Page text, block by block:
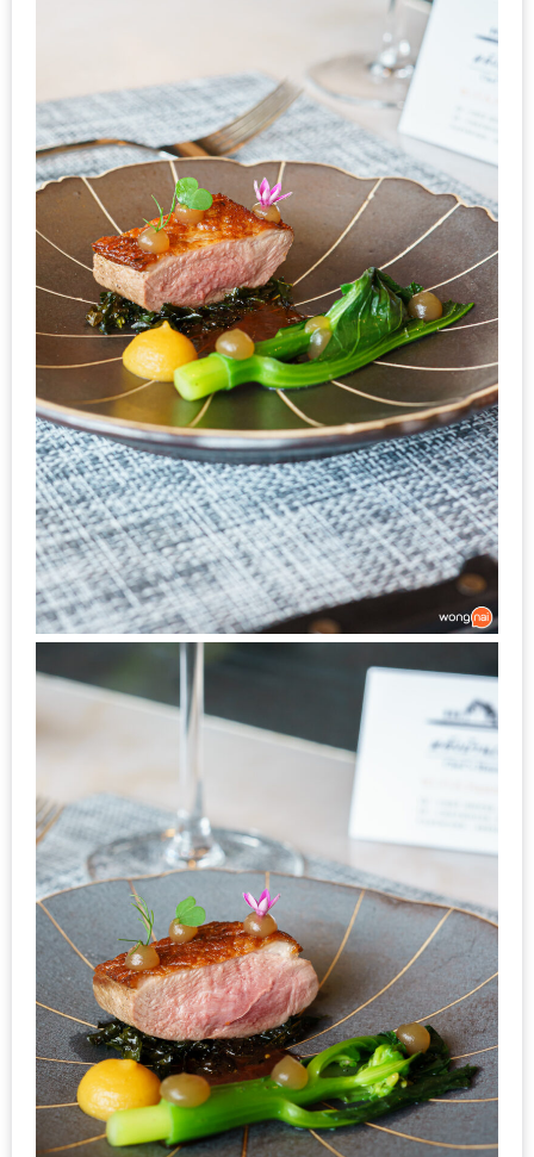
คุณ
แม่
ที่รัก
2560
สบาย
ใจ๋…
สไตล์
นิมมาน
(ดี
คอน
โด
นิม)
เชียงใหม่
ส่วนลด
พิเศษ
ร้าน
หนาว
นัก
ใช่
ไหม?
แวะ
ไป
ผิง
ไฟ
อุ่นๆ
ปิ้ง
มาร์ช